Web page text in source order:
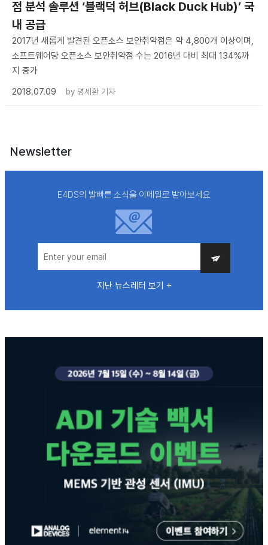
점 분석 솔루션 ‘블랙덕 허브(Black Duck Hub)’ 국
내 공급
2017년 새롭게 발견된 오픈소스 보안취약점은 약 4,800개 이상이며,
소프트웨어당 오픈소스 보안취약점 수는 2016년 대비 최대 134%까
지 증가
2018.07.09
by 명세환 기자
Newsletter
E4DS의 발빠른 소식을 이메일로 받아보세요
지난 뉴스레터 보기 +